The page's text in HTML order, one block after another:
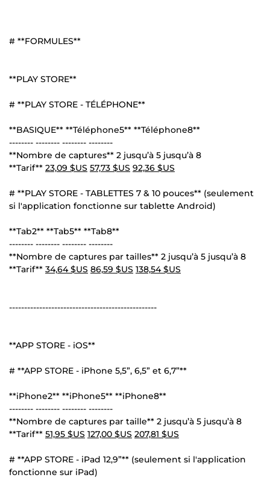
# **FORMULES**
**PLAY STORE**
# **PLAY STORE - TÉLÉPHONE**
**BASIQUE** **Téléphone5** **Téléphone8**
-------- -------- -------- --------
**Nombre de captures** 2 jusqu’à 5 jusqu’à 8
**Tarif** 23,09 $US 57,73 $US 92,36 $US
# **PLAY STORE - TABLETTES 7 & 10 pouces** (seulement
si l'application fonctionne sur tablette Android)
**Tab2** **Tab5** **Tab8**
-------- -------- -------- --------
**Nombre de captures par tailles** 2 jusqu’à 5 jusqu’à 8
**Tarif** 34,64 $US 86,59 $US 138,54 $US
-------------------------------------------------
**APP STORE - iOS**
# **APP STORE - iPhone 5,5”, 6,5” et 6,7”**
**iPhone2** **iPhone5** **iPhone8**
-------- -------- -------- --------
**Nombre de captures par taille** 2 jusqu’à 5 jusqu’à 8
**Tarif** 51,95 $US 127,00 $US 207,81 $US
# **APP STORE - iPad 12,9”** (seulement si l'application
fonctionne sur iPad)